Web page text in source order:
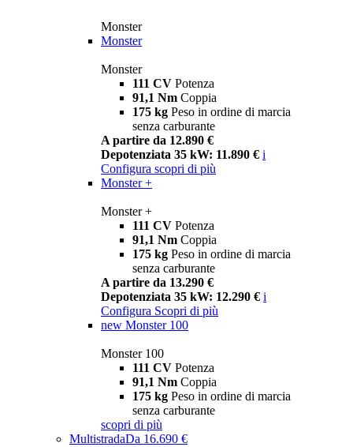
Monster
Monster
Monster
111 CV Potenza
91,1 Nm Coppia
175 kg Peso in ordine di marcia
senza carburante
A partire da 12.890 €
Depotenziata 35 kW: 11.890 € i
Configura scopri di più
Monster +
Monster +
111 CV Potenza
91,1 Nm Coppia
175 kg Peso in ordine di marcia
senza carburante
A partire da 13.290 €
Depotenziata 35 kW: 12.290 € i
Configura Scopri di più
new Monster 100
Monster 100
111 CV Potenza
91,1 Nm Coppia
175 kg Peso in ordine di marcia
senza carburante
scopri di più
MultistradaDa 16.690 €